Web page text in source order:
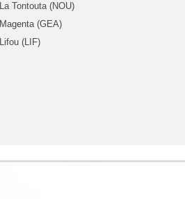
La Tontouta (NOU)
Magenta (GEA)
Lifou (LIF)